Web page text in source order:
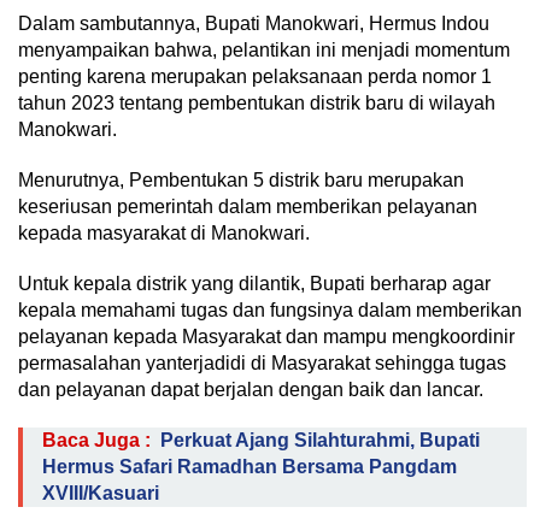
Dalam sambutannya, Bupati Manokwari, Hermus Indou
menyampaikan bahwa, pelantikan ini menjadi momentum
penting karena merupakan pelaksanaan perda nomor 1
tahun 2023 tentang pembentukan distrik baru di wilayah
Manokwari.
Menurutnya, Pembentukan 5 distrik baru merupakan
keseriusan pemerintah dalam memberikan pelayanan
kepada masyarakat di Manokwari.
Untuk kepala distrik yang dilantik, Bupati berharap agar
kepala memahami tugas dan fungsinya dalam memberikan
pelayanan kepada Masyarakat dan mampu mengkoordinir
permasalahan yanterjadidi di Masyarakat sehingga tugas
dan pelayanan dapat berjalan dengan baik dan lancar.
Baca Juga :
Perkuat Ajang Silahturahmi, Bupati
Hermus Safari Ramadhan Bersama Pangdam
XVIII/Kasuari